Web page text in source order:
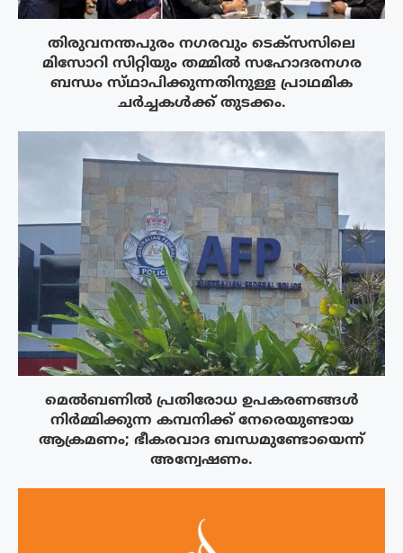
തിരുവനന്തപുരം നഗരവും ടെക്‌സസിലെ
മിസോറി സിറ്റിയും തമ്മിൽ സഹോദരനഗര
ബന്ധം സ്‌ഥാപിക്കുന്നതിനുള്ള പ്രാഥമിക
ചർച്ചകൾക്ക് തുടക്കം.
മെൽബണിൽ പ്രതിരോധ ഉപകരണങ്ങൾ
നിർമ്മിക്കുന്ന കമ്പനിക്ക് നേരെയുണ്ടായ
ആക്രമണം; ഭീകരവാദ ബന്ധമുണ്ടോയെന്ന്
അന്വേഷണം.